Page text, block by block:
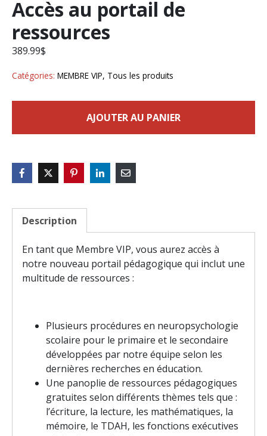
Accès au portail de
ressources
389.99$
Catégories: MEMBRE VIP, Tous les produits
AJOUTER AU PANIER
Description
En tant que Membre VIP, vous aurez accès à
notre nouveau portail pédagogique qui inclut une
multitude de ressources : ​
Plusieurs procédures en neuropsychologie
scolaire pour le primaire et le secondaire
développées par notre équipe selon les
dernières recherches en éducation.
Une panoplie de ressources pédagogiques
gratuites selon différents thèmes tels que :
l’écriture, la lecture, les mathématiques, la
mémoire, le TDAH, les fonctions exécutives